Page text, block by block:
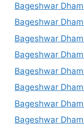
Bageshwar
Bageshwar
Bageshwar
Bageshwar
Bageshwar
Bageshwar
Bageshwar
Bageshwar